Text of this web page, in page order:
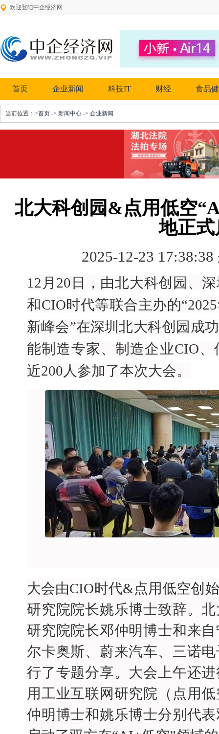
欢迎登陆中企经济网
首页 企业新闻 科技IT 财经 食品
当前位置： >首页 -> 新闻中心 -> 企业新闻
北大科创园&点用低空
地正
2025-12-23
12月20日，由北大科创园、
和CIO时代等联合主办的
新峰会”在深圳北大科创园成
能制造专家、制造企业CIO
近200人参加了本次大会。
大会由CIO时代&点用低空创
研究院院长姚乐博士致辞。
研究院院长邓仲明博士和来
尔卡奥斯、蔚来汽车、三诺
行了专题分享。大会上午还
用工业互联网研究院（点用
仲明博士和姚乐博士分别代